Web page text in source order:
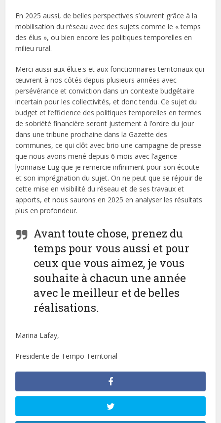
En 2025 aussi, de belles perspectives s’ouvrent grâce à la
mobilisation du réseau avec des sujets comme le « temps
des élus », ou bien encore les politiques temporelles en
milieu rural.
Merci aussi aux élu.e.s et aux fonctionnaires territoriaux qui
œuvrent à nos côtés depuis plusieurs années avec
persévérance et conviction dans un contexte budgétaire
incertain pour les collectivités, et donc tendu. Ce sujet du
budget et l’efficience des politiques temporelles en termes
de sobriété financière seront justement à l’ordre du jour
dans une tribune prochaine dans la Gazette des
communes, ce qui clôt avec brio une campagne de presse
que nous avons mené depuis 6 mois avec l’agence
lyonnaise Lug que je remercie infiniment pour son écoute
et son imprégnation du sujet. On ne peut que se réjouir de
cette mise en visibilité du réseau et de ses travaux et
apports, et nous saurons en 2025 en analyser les résultats
plus en profondeur.
Avant toute chose, prenez du
temps pour vous aussi et pour
ceux que vous aimez, je vous
souhaite à chacun une année
avec le meilleur et de belles
réalisations.
Marina Lafay,
Presidente de Tempo Territorial